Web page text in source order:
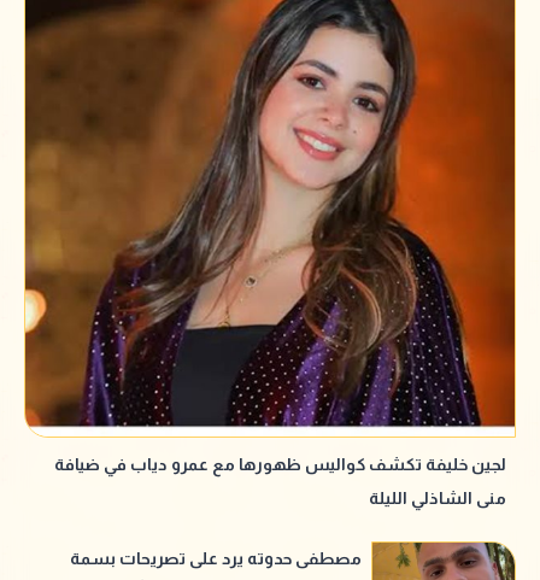
لجين خليفة تكشف كواليس ظهورها مع عمرو دياب في ضيافة
منى الشاذلي الليلة
مصطفى حدوته يرد على تصريحات بسمة